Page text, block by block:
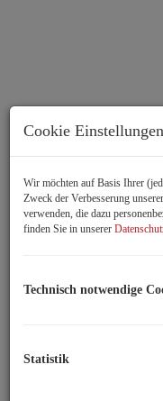
Beschreibung
Cookie Einstellungen
Wir möchten auf Basis Ihrer
Zweck der Verbesserung
verwenden, die dazu
finden Sie in unserer
Technisch notwendige
Statistik